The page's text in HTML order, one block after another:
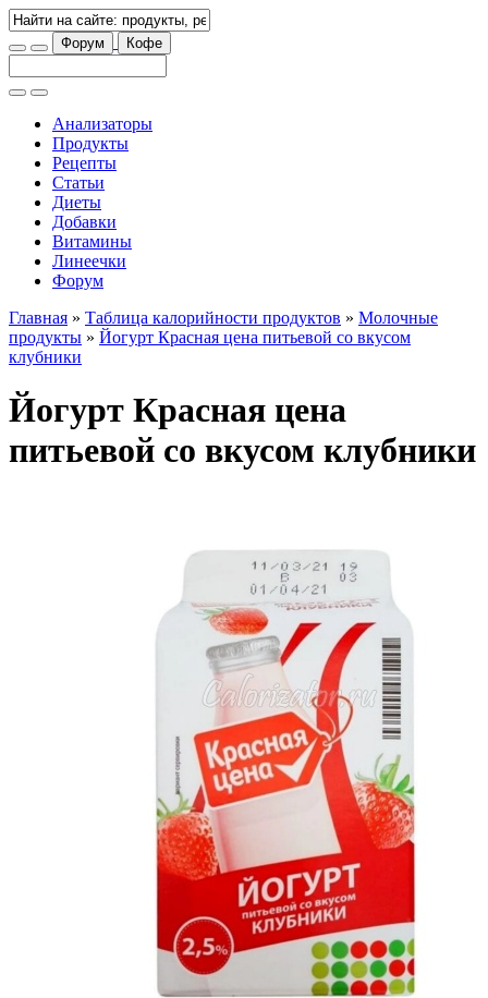
Форум Кофе
Анализаторы
Продукты
Рецепты
Статьи
Диеты
Добавки
Витамины
Линеечки
Форум
Главная » Таблица калорийности продуктов » Молочные
продукты » Йогурт Красная цена питьевой со вкусом
клубники
Йогурт Красная цена
питьевой со вкусом клубники